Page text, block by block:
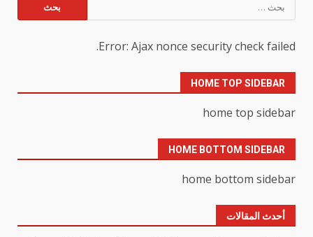
عن:
Error: Ajax nonce security check failed.
HOME TOP SIDEBAR
home top sidebar
HOME BOTTOM SIDEBAR
home bottom sidebar
أحدث المقالات